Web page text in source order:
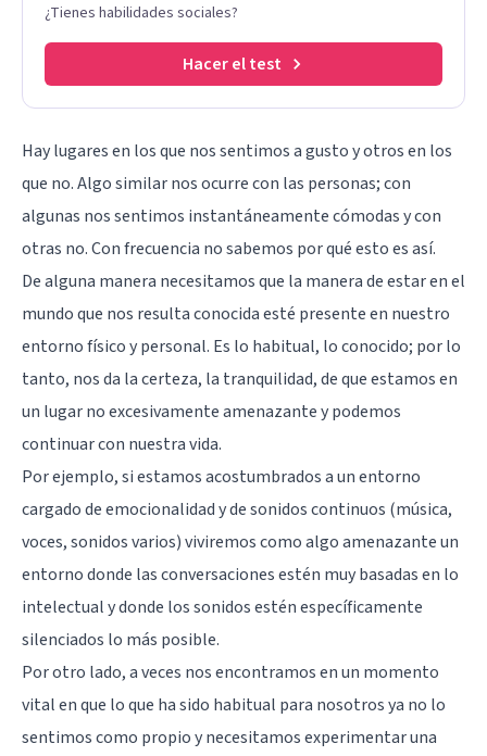
¿Tienes habilidades sociales?
Hacer el test
Hay lugares en los que nos sentimos a gusto y otros en los
que no. Algo similar nos ocurre con las personas; con
algunas nos sentimos instantáneamente cómodas y con
otras no. Con frecuencia no sabemos por qué esto es así.
De alguna manera necesitamos que la manera de estar en el
mundo que nos resulta conocida esté presente en nuestro
entorno físico y personal. Es lo habitual, lo conocido; por lo
tanto, nos da la certeza, la tranquilidad, de que estamos en
un lugar no excesivamente amenazante y podemos
continuar con nuestra vida.
Por ejemplo, si estamos acostumbrados a un entorno
cargado de emocionalidad y de sonidos continuos (música,
voces, sonidos varios) viviremos como algo amenazante un
entorno donde las conversaciones estén muy basadas en lo
intelectual y donde los sonidos estén específicamente
silenciados lo más posible.
Por otro lado, a veces nos encontramos en un momento
vital en que lo que ha sido habitual para nosotros ya no lo
sentimos como propio y necesitamos experimentar una